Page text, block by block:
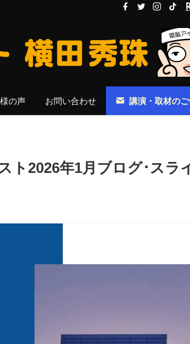
の声 お問い合わせ 講演・取材の
ト2026年1月ブログ･スラ